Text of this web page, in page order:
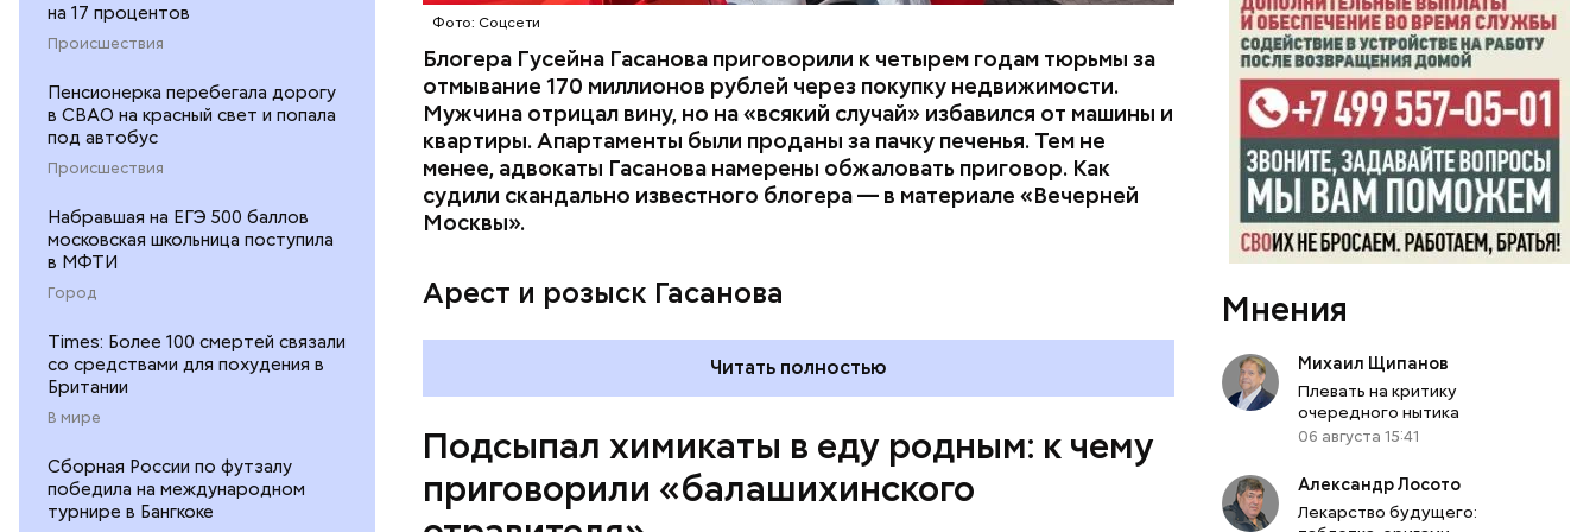
на 17 процентов
Происшествия
Пенсионерка перебегала дорогу
в СВАО на красный свет и попала
под автобус
Происшествия
Набравшая на ЕГЭ 500 баллов
московская школьница поступила
в МФТИ
Город
Times: Более 100 смертей связали
со средствами для похудения в
Британии
В мире
Сборная России по футзалу
победила на международном
турнире в Бангкоке
Фото: Соцсети
Блогера Гусейна Гасанова приговорили к четырем годам тюрьмы за
отмывание 170 миллионов рублей через покупку недвижимости.
Мужчина отрицал вину, но на «всякий случай» избавился от машины и
квартиры. Апартаменты были проданы за пачку печенья. Тем не
менее, адвокаты Гасанова намерены обжаловать приговор. Как
судили скандально известного блогера — в материале «Вечерней
Москвы».
Арест и розыск Гасанова
Читать полностью
Подсыпал химикаты в еду родным: к чему
приговорили «балашихинского
Play
Мнения
Михаил Щипанов
Плевать на критику
очередного нытика
06 августа 15:41
Александр Лосото
Лекарство будущего: